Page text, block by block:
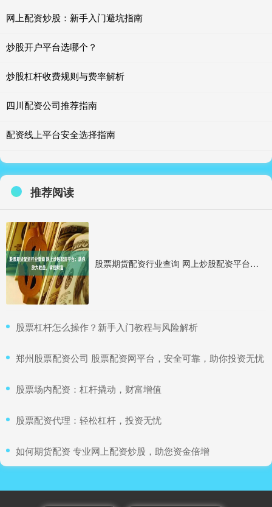
网上配资炒股：新手入门避坑指南
炒股开户平台选哪个？
炒股杠杆收费规则与费率解析
四川配资公司推荐指南
配资线上平台安全选择指南
推荐阅读
股票期货配资行业查询 网上炒股配资平台：助你放大收益，掌控财富
​股票杠杆怎么操作？新手入门教程与风险解析
​郑州股票配资公司 股票配资网平台，安全可靠，助你投资无忧
​股票场内配资：杠杆撬动，财富增值
​股票配资代理：轻松杠杆，投资无忧
​如何期货配资 专业网上配资炒股，助您资金倍增